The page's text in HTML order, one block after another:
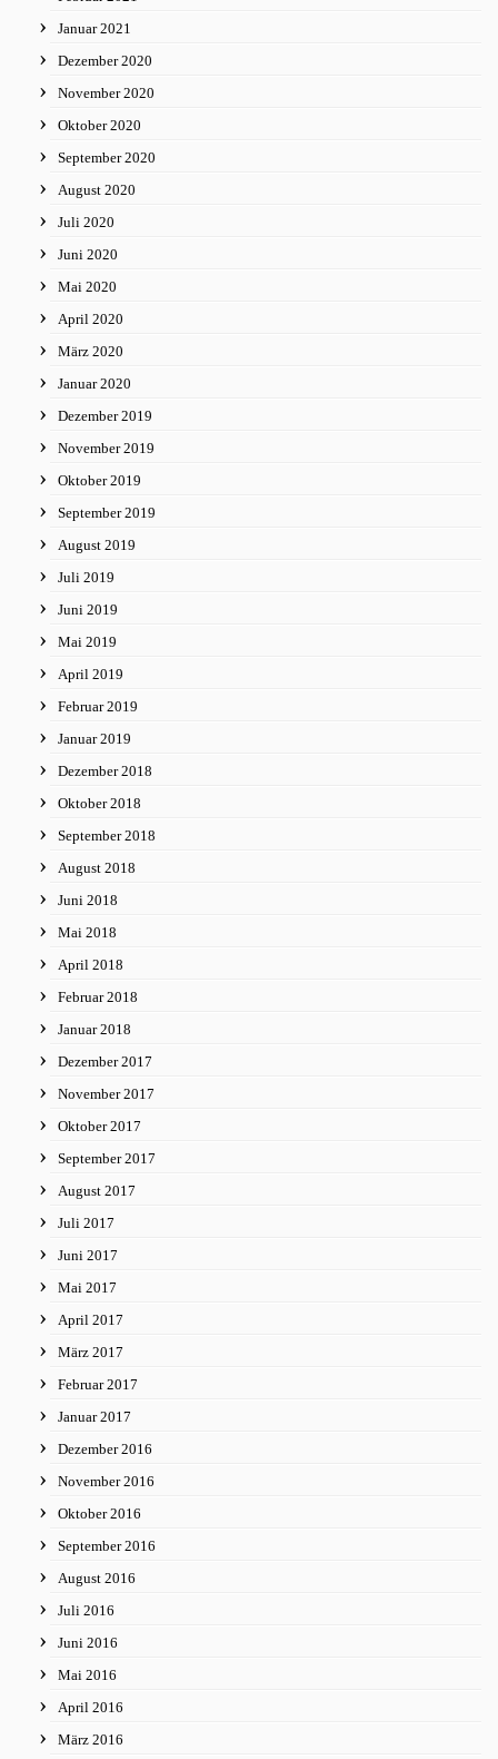
Januar 2021
Dezember 2020
November 2020
Oktober 2020
September 2020
August 2020
Juli 2020
Juni 2020
Mai 2020
April 2020
März 2020
Januar 2020
Dezember 2019
November 2019
Oktober 2019
September 2019
August 2019
Juli 2019
Juni 2019
Mai 2019
April 2019
Februar 2019
Januar 2019
Dezember 2018
Oktober 2018
September 2018
August 2018
Juni 2018
Mai 2018
April 2018
Februar 2018
Januar 2018
Dezember 2017
November 2017
Oktober 2017
September 2017
August 2017
Juli 2017
Juni 2017
Mai 2017
April 2017
März 2017
Februar 2017
Januar 2017
Dezember 2016
November 2016
Oktober 2016
September 2016
August 2016
Juli 2016
Juni 2016
Mai 2016
April 2016
März 2016